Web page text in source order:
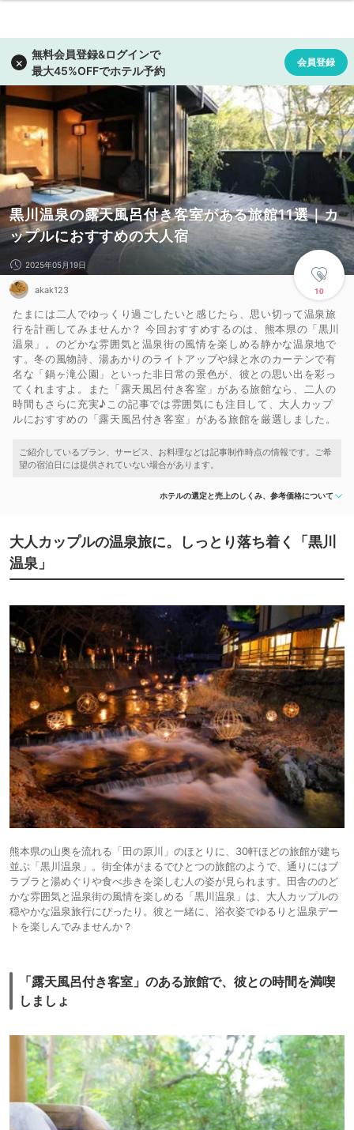
黒川温泉の露天風呂付き客室がある旅館11選｜カ
ップルにおすすめの大人宿
10
2025年05月19日
akak123
たまには二人でゆっくり過ごしたいと感じたら、思い切って温泉旅
行を計画してみませんか？ 今回おすすめするのは、熊本県の「黒川
温泉」。のどかな雰囲気と温泉街の風情を楽しめる静かな温泉地で
す。冬の風物詩、湯あかりのライトアップや緑と水のカーテンで有
名な「鍋ヶ滝公園」といった非日常の景色が、彼との思い出を彩っ
てくれますよ。また「露天風呂付き客室」がある旅館なら、二人の
時間もさらに充実♪この記事では雰囲気にも注目して、大人カップ
ルにおすすめの「露天風呂付き客室」がある旅館を厳選しました。
ホテルの選定と売上のしくみ、参考価格について
大人カップルの温泉旅に。しっとり落ち着く「黒川
温泉」
熊本県の山奥を流れる「田の原川」のほとりに、30軒ほどの旅館が建ち
並ぶ「黒川温泉」。街全体がまるでひとつの旅館のようで、通りにはブ
ラブラと湯めぐりや食べ歩きを楽しむ人の姿が見られます。田舎ののど
かな雰囲気と温泉街の風情を楽しめる「黒川温泉」は、大人カップルの
穏やかな温泉旅行にぴったり。彼と一緒に、浴衣姿でゆるりと温泉デー
トを楽しんでみませんか？
「露天風呂付き客室」のある旅館で、彼との時間を満喫
しましょ